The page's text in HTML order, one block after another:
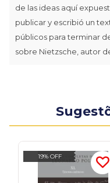
de las ideas aquí
publicar y escribió un
públicos para terminar
sobre Nietzsche, autor
19% OFF